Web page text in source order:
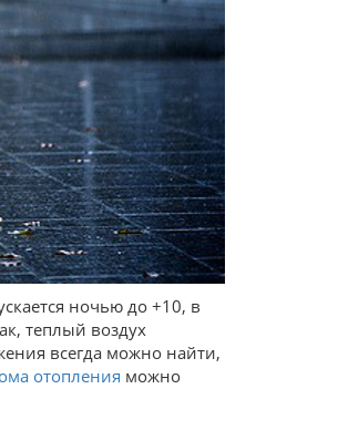
ночью до +10, в
теплый воздух
всегда можно найти,
отопления можно